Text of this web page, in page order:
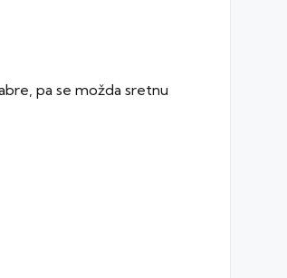
pa se možda sretnu